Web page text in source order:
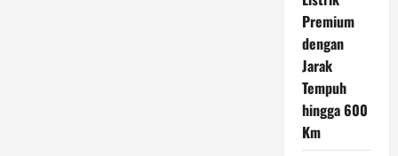
Premium
dengan
Jarak
Tempuh
hingga 600
Km